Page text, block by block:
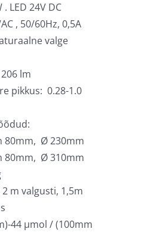
LED 24V DC
, 50/60Hz, 0,5A
valge
lm
pikkus: 0.28-1.0
80mm, Ø 230mm
80mm, Ø 310mm
m valgusti, 1,5m
44 µmol / (100mm